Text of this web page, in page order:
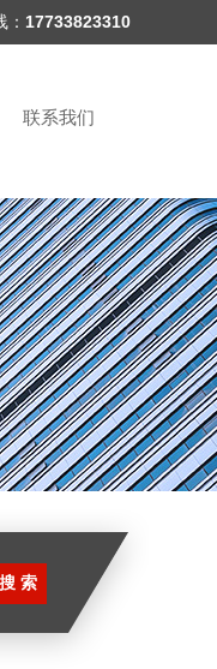
17733823310
联系我们